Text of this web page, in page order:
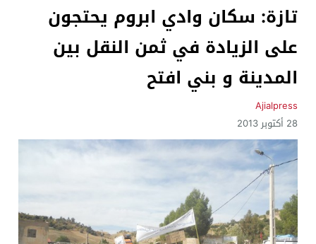
تازة: سكان وادي ابروم يحتجون
على الزيادة في ثمن النقل بين
المدينة و بني افتح
Ajialpress
28 أكتوبر 2013